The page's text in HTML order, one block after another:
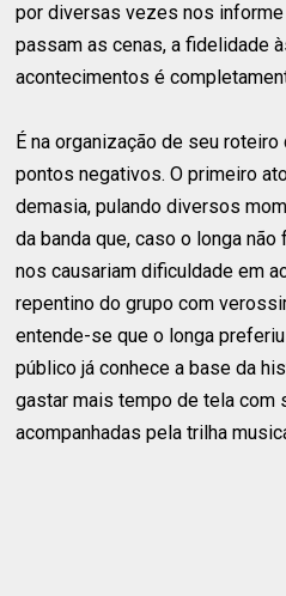
por diversas vezes nos
passam as cenas, a fidelidade
acontecimentos é
É na organização de seu
pontos negativos. O primeiro
demasia, pulando diversos
da banda que, caso o longa
nos causariam dificuldade em
repentino do grupo com
entende-se que o longa
público já conhece a base da
gastar mais tempo de tela com
acompanhadas pela trilha